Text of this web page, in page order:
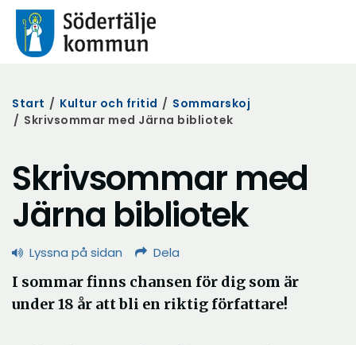
Start / Kultur och fritid / Sommarskoj
/ Skrivsommar med Järna bibliotek
Skrivsommar med
Järna bibliotek
Lyssna på sidan Dela
I sommar finns chansen för dig som är
under 18 år att bli en riktig författare!